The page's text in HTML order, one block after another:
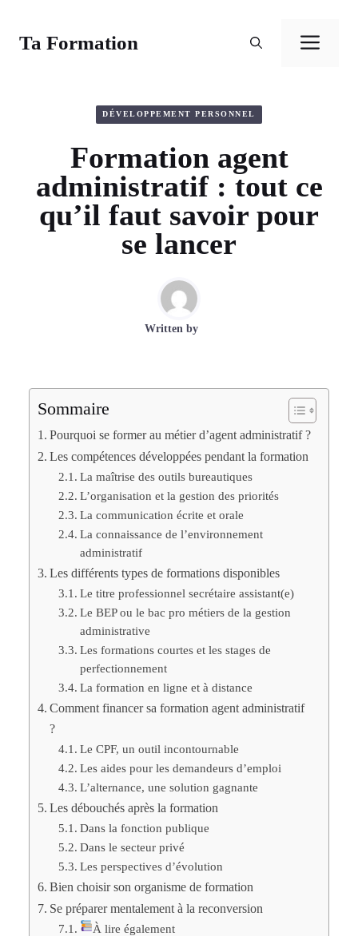
contenuTa Formation
DÉVELOPPEMENT PERSONNEL
Formation agent
administratif : tout ce
qu’il faut savoir pour
se lancer
Written by
Sommaire
Pourquoi se former au métier d’agent administratif ?
Les compétences développées pendant la formation
La maîtrise des outils bureautiques
L’organisation et la gestion des priorités
La communication écrite et orale
La connaissance de l’environnement
administratif
Les différents types de formations disponibles
Le titre professionnel secrétaire assistant(e)
Le BEP ou le bac pro métiers de la gestion
administrative
Les formations courtes et les stages de
perfectionnement
La formation en ligne et à distance
Comment financer sa formation agent administratif
?
Le CPF, un outil incontournable
Les aides pour les demandeurs d’emploi
L’alternance, une solution gagnante
Les débouchés après la formation
Dans la fonction publique
Dans le secteur privé
Les perspectives d’évolution
Bien choisir son organisme de formation
Se préparer mentalement à la reconversion
À lire également